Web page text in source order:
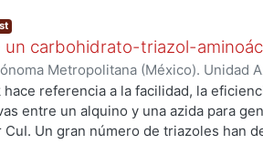
como catalizadores en una
por cobre (CAACu), como la
características de
un carbohidrato-triazol-
Metropolitana (México). Unidad
e Ingeniería.,2020) Sánchez Ordaz,
Elsie;Negrón Silva,
referencia a la facilidad, la
entre un alquino y una azida para
CuI. Un gran número de triazoles han